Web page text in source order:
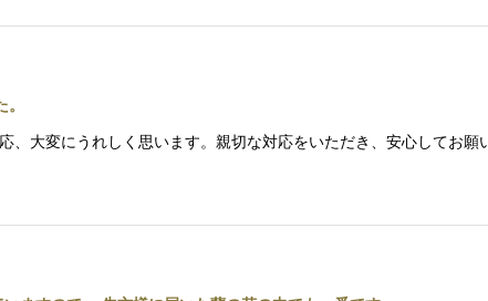
大変にうれしく思います。親切な対応をいただき、安心してお願